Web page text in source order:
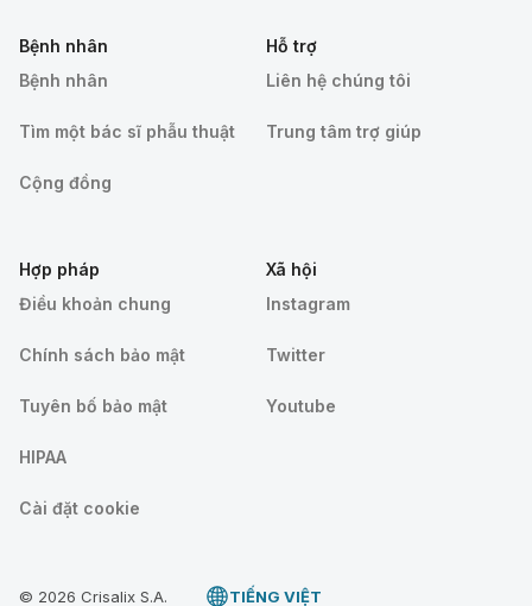
Bệnh nhân
Bệnh nhân
Tìm một bác sĩ phẫu thuật
Cộng đồng
Hỗ trợ
Liên hệ chúng tôi
Trung tâm trợ giúp
Hợp pháp
Điều khoản chung
Chính sách bảo mật
Tuyên bố bảo mật
HIPAA
Cài đặt cookie
Xã hội
Instagram
Twitter
Youtube
© 2026 Crisalix S.A. TIẾNG VIỆT